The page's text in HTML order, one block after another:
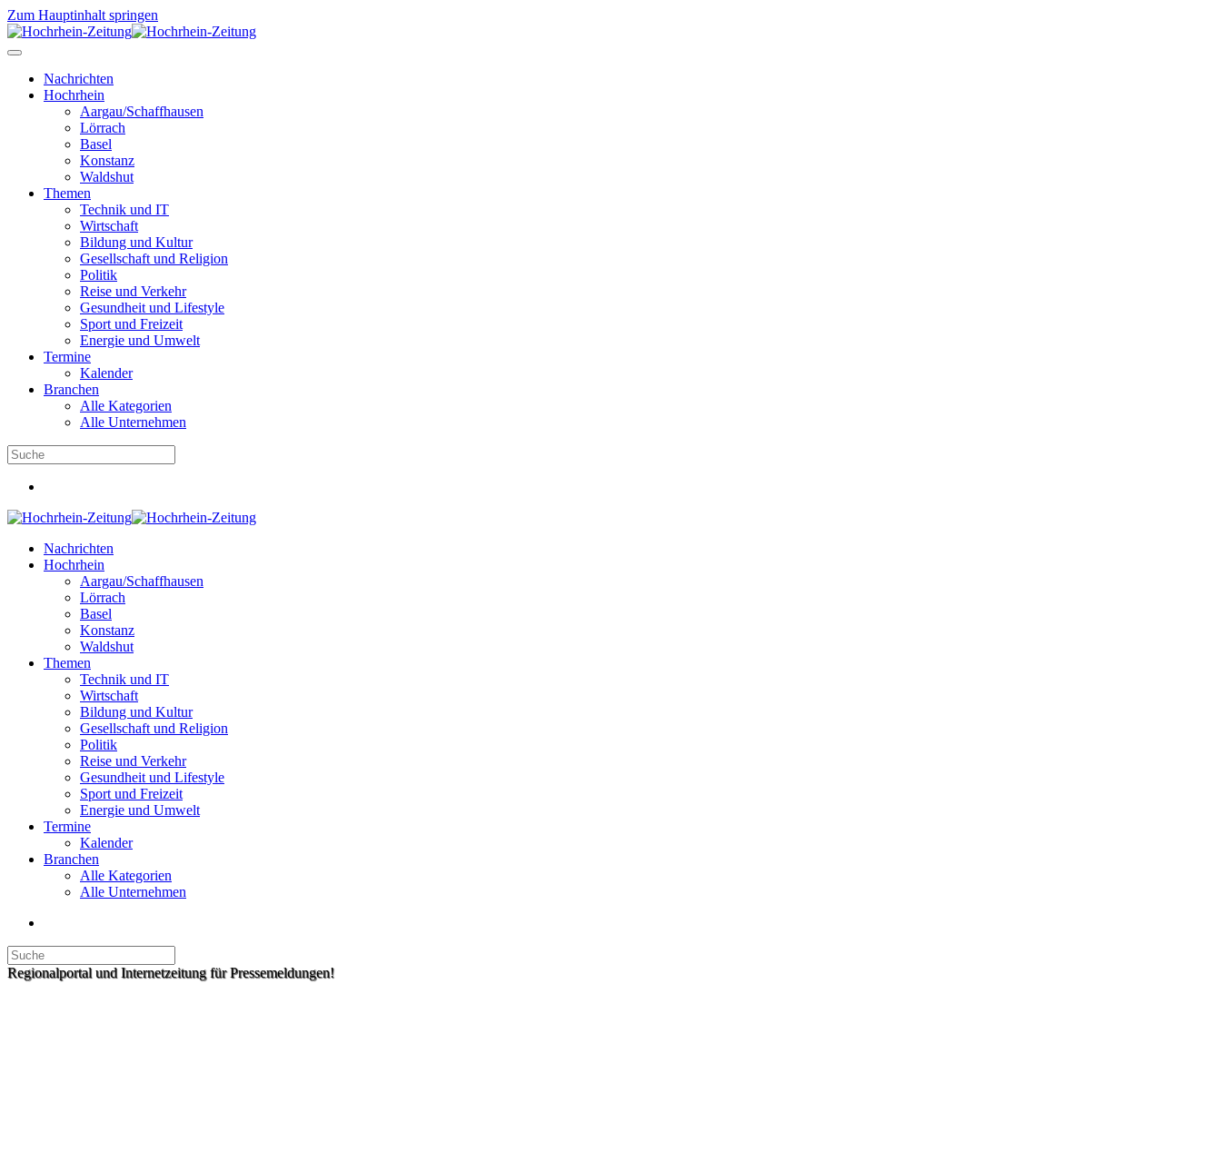
Zum Hauptinhalt springen
Nachrichten
Hochrhein
Aargau/Schaffhausen
Lörrach
Basel
Konstanz
Waldshut
Themen
Technik und IT
Wirtschaft
Bildung und Kultur
Gesellschaft und Religion
Politik
Reise und Verkehr
Gesundheit und Lifestyle
Sport und Freizeit
Energie und Umwelt
Termine
Kalender
Branchen
Alle Kategorien
Alle Unternehmen
Nachrichten
Hochrhein
Aargau/Schaffhausen
Lörrach
Basel
Konstanz
Waldshut
Themen
Technik und IT
Wirtschaft
Bildung und Kultur
Gesellschaft und Religion
Politik
Reise und Verkehr
Gesundheit und Lifestyle
Sport und Freizeit
Energie und Umwelt
Termine
Kalender
Branchen
Alle Kategorien
Alle Unternehmen
Regionalportal und Internetzeitung für Pressemeldungen!